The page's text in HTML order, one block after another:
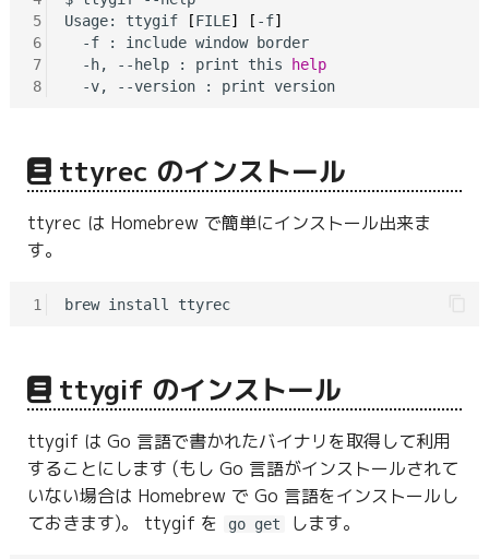
5
6
7
8
Usage: ttygif
[FILE] [ -f]
  -f : include window border
  -h, --help : print this
help
  -v, --version : print version
ttyrec のインストール
ttyrec は Homebrew で簡単にインストール出来ま
す。
1 brew install ttyrec
ttygif のインストール
ttygif は Go 言語で書かれたバイナリを取得して利用
することにします (もし Go 言語がインストールされて
いない場合は Homebrew で Go 言語をインストールし
ておきます)。 ttygif を
go get します。